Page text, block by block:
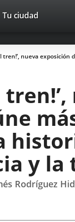
avaTop
Tu ciudad
tren!’, nueva
y la
Rodríguez